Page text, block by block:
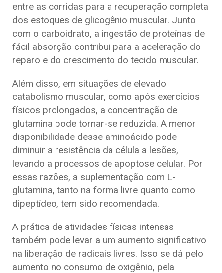
entre as corridas para a recuperação completa
dos estoques de glicogênio muscular. Junto
com o carboidrato, a ingestão de proteínas de
fácil absorção contribui para a aceleração do
reparo e do crescimento do tecido muscular.
Além disso, em situações de elevado
catabolismo muscular, como após exercícios
físicos prolongados, a concentração de
glutamina pode tornar-se reduzida. A menor
disponibilidade desse aminoácido pode
diminuir a resistência da célula a lesões,
levando a processos de apoptose celular. Por
essas razões, a suplementação com L-
glutamina, tanto na forma livre quanto como
dipeptídeo, tem sido recomendada.
A prática de atividades físicas intensas
também pode levar a um aumento significativo
na liberação de radicais livres. Isso se dá pelo
aumento no consumo de oxigênio, pela